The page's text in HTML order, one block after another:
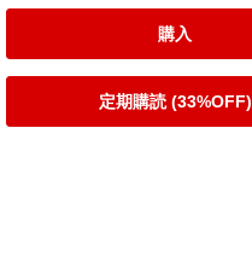
購入
定期購読 (33%OFF)